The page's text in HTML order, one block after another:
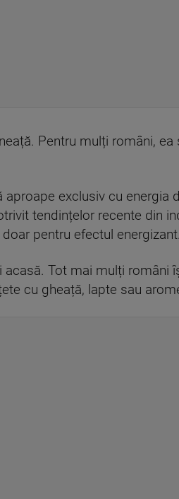
Pentru mulți români,
exclusiv cu energia
tendințelor recente din
pentru efectul energizant.
Tot mai mulți români
cu gheață, lapte sau